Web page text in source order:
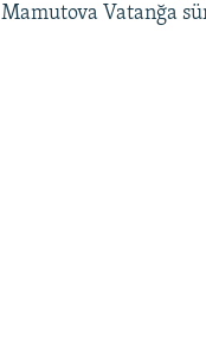
Mamutova Vatanğa